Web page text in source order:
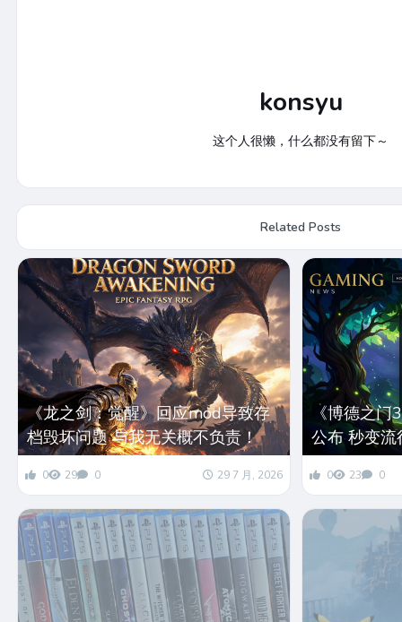
konsyu
这个人很懒，什么都没有留下～
Related Posts
《龙之剑：觉醒》回应mod导致存
档毁坏问题 与我无关概不负责！
0 29 0 29 7 月, 2026
《博德之
公布 秒变流
0 23 0